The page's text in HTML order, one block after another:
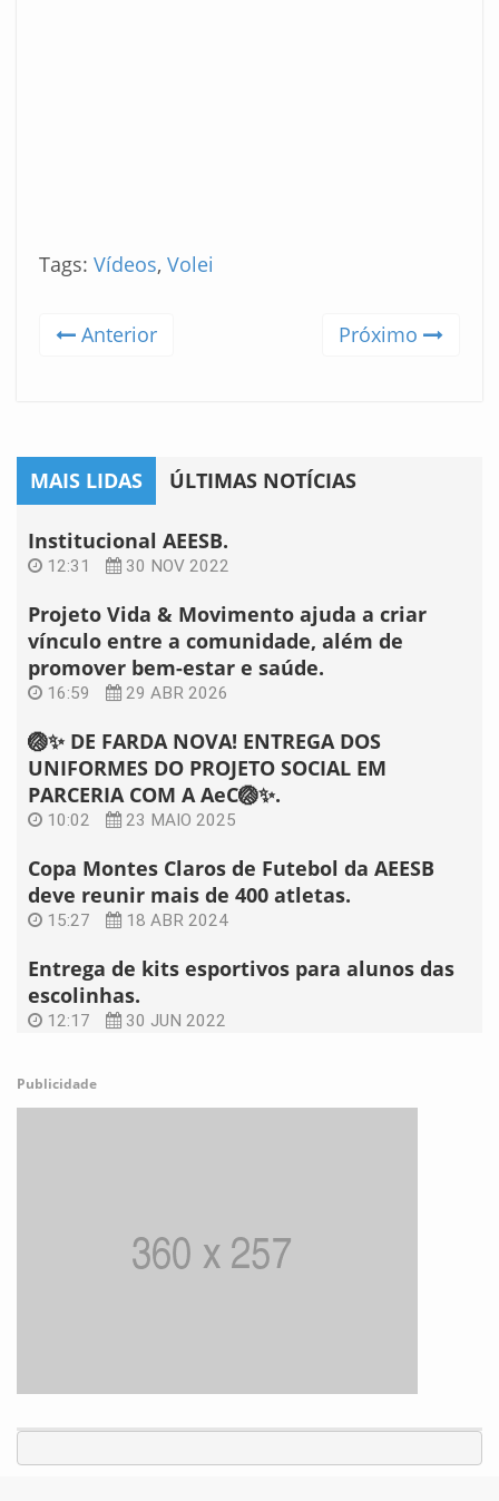
Tags: Vídeos, Volei
Anterior Próximo
MAIS LIDAS ÚLTIMAS NOTÍCIAS
Institucional AEESB.
12:31 30 NOV 2022
Projeto Vida & Movimento ajuda a criar
vínculo entre a comunidade, além de
promover bem-estar e saúde.
16:59 29 ABR 2026
🏐✨ DE FARDA NOVA! ENTREGA DOS
UNIFORMES DO PROJETO SOCIAL EM
PARCERIA COM A AeC🏐✨.
10:02 23 MAIO 2025
Copa Montes Claros de Futebol da AEESB
deve reunir mais de 400 atletas.
15:27 18 ABR 2024
Entrega de kits esportivos para alunos das
escolinhas.
12:17 30 JUN 2022
Publicidade